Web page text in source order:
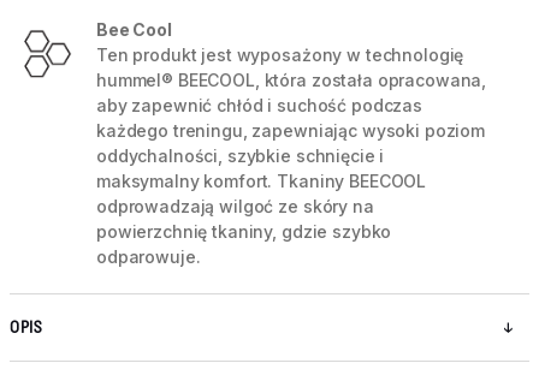
Bee Cool
Ten produkt jest wyposażony w technologię
hummel® BEECOOL, która została opracowana,
aby zapewnić chłód i suchość podczas
każdego treningu, zapewniając wysoki poziom
oddychalności, szybkie schnięcie i
maksymalny komfort. Tkaniny BEECOOL
odprowadzają wilgoć ze skóry na
powierzchnię tkaniny, gdzie szybko
odparowuje.
OPIS